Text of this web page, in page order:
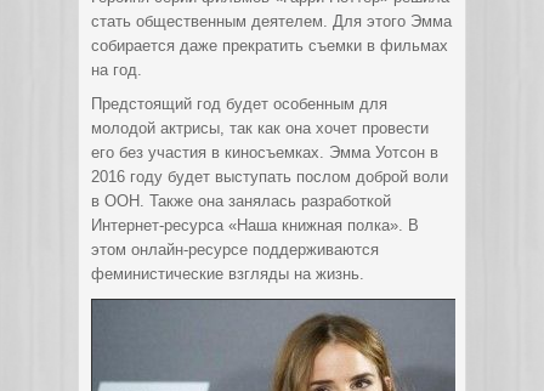
стать общественным деятелем. Для этого Эмма
собирается даже прекратить съемки в фильмах
на год.
Предстоящий год будет особенным для
молодой актрисы, так как она хочет провести
его без участия в киносъемках. Эмма Уотсон в
2016 году будет выступать послом доброй воли
в ООН. Также она занялась разработкой
Интернет-ресурса «Наша книжная полка». В
этом онлайн-ресурсе поддерживаются
феминистические взгляды на жизнь.